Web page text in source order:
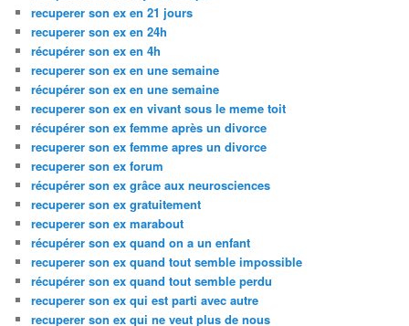
recuperer son ex en 21 jours
recuperer son ex en 24h
récupérer son ex en 4h
recuperer son ex en une semaine
récupérer son ex en une semaine
recuperer son ex en vivant sous le meme toit
récupérer son ex femme après un divorce
recuperer son ex femme apres un divorce
recuperer son ex forum
récupérer son ex grâce aux neurosciences
recuperer son ex gratuitement
recuperer son ex marabout
récupérer son ex quand on a un enfant
recuperer son ex quand tout semble impossible
récupérer son ex quand tout semble perdu
recuperer son ex qui est parti avec autre
recuperer son ex qui ne veut plus de nous